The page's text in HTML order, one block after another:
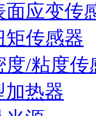
面应变传
矩传感器
度/粘度传
加热器